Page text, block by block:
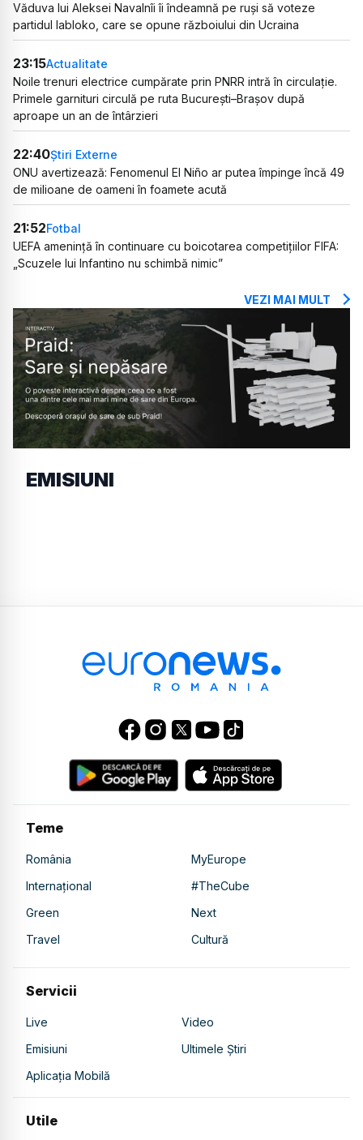
Văduva lui Aleksei Navalnîi îi îndeamnă pe ruși să voteze
partidul Iabloko, care se opune războiului din Ucraina
23:15Actualitate
Noile trenuri electrice cumpărate prin PNRR intră în circulație.
Primele garnituri circulă pe ruta București–Brașov după
aproape un an de întârzieri
22:40Știri Externe
ONU avertizează: Fenomenul El Niño ar putea împinge încă 49
de milioane de oameni în foamete acută
21:52Fotbal
UEFA amenință în continuare cu boicotarea competițiilor FIFA:
„Scuzele lui Infantino nu schimbă nimic”
VEZI MAI MULT
EMISIUNI
Teme
România
MyEurope
Internațional
#TheCube
Green
Next
Travel
Cultură
Servicii
Live
Video
Emisiuni
Ultimele Știri
Aplicația Mobilă
Utile